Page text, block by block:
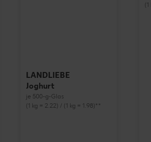
LANDLIEBE
Joghurt
je 500-g-Glas
(1 kg = 2.22) / (1 kg = 1.98)**